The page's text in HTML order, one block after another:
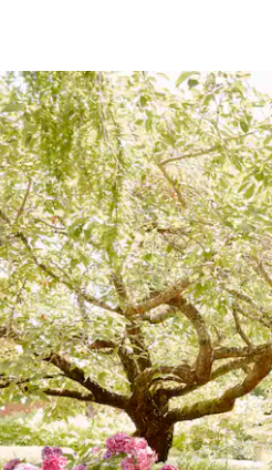
החלקה.